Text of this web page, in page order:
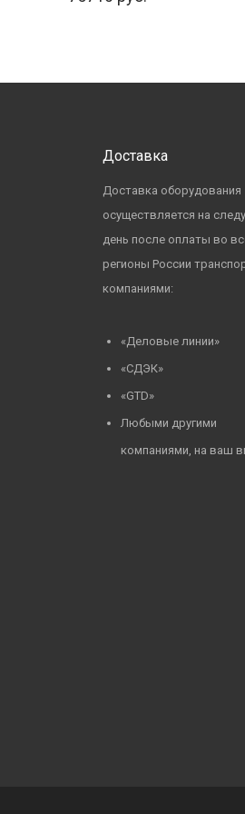
Доставка
Доставка оборудования
осуществляется на
день после оплаты во
регионы России
компаниями:
«Деловые линии»
«СДЭК»
«GTD»
Любыми другими
компаниями, на ваш